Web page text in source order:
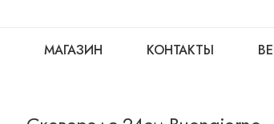
МАГАЗИН КОНТАКТЫ